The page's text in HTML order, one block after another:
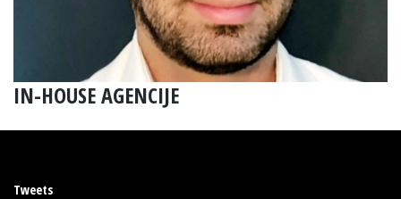
IN-HOUSE AGENCIJE
Tweets